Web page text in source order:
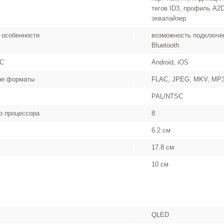
тегов ID3, профиль
эквалайзер
возможность
Bluetooth
Android, iOS
форматы FLAC, JPEG, MKV,
PAL/NTSC
процессора 8
6.2 см
17.8 см
10 см
QLED